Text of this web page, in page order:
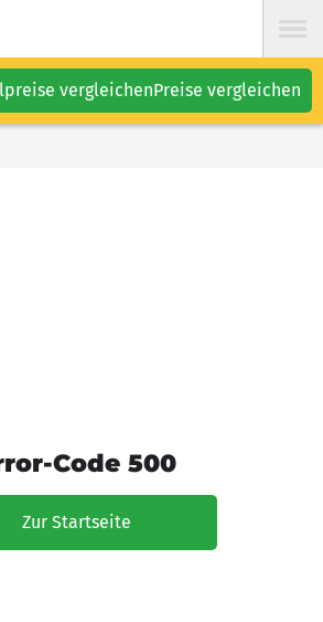
vergleichenPreise vergleichen
Code 500
Zur Startseite